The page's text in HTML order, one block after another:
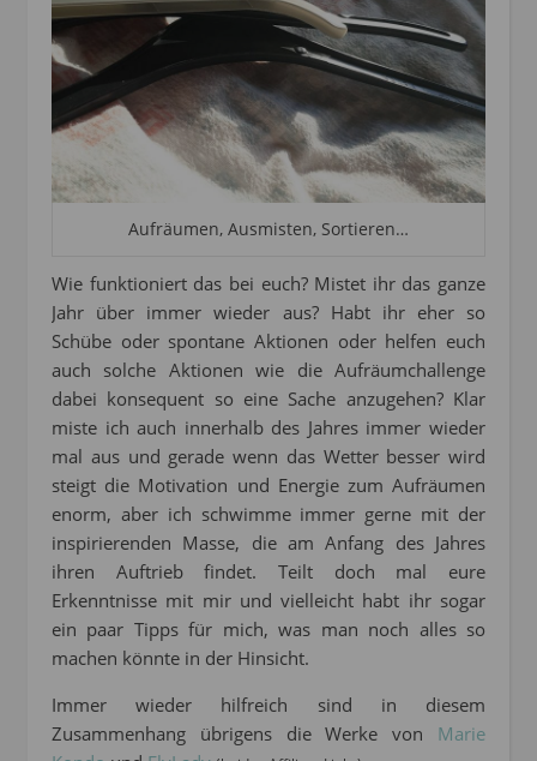
Aufräumen, Ausmisten, Sortieren…
Wie funktioniert das bei euch? Mistet ihr das ganze
Jahr über immer wieder aus? Habt ihr eher so
Schübe oder spontane Aktionen oder helfen euch
auch solche Aktionen wie die Aufräumchallenge
dabei konsequent so eine Sache anzugehen? Klar
miste ich auch innerhalb des Jahres immer wieder
mal aus und gerade wenn das Wetter besser wird
steigt die Motivation und Energie zum Aufräumen
enorm, aber ich schwimme immer gerne mit der
inspirierenden Masse, die am Anfang des Jahres
ihren Auftrieb findet. Teilt doch mal eure
Erkenntnisse mit mir und vielleicht habt ihr sogar
ein paar Tipps für mich, was man noch alles so
machen könnte in der Hinsicht.
Immer wieder hilfreich sind in diesem
Zusammenhang übrigens die Werke von Marie